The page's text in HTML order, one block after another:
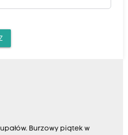
Burzowy piątek w